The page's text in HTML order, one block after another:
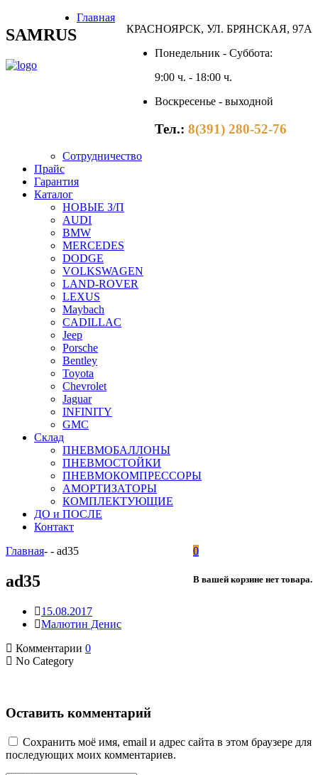
SAMRUS
КРАСНОЯРСК, УЛ. БРЯНСКАЯ, 97А
Понедельник - Суббота:
9:00 ч. - 18:00 ч.
Воскресенье - выходной
Тел.: 8(391) 280-52-76
Главная
Сотрудничество
Прайс
Гарантия
Каталог
НОВЫЕ З/П
AUDI
BMW
MERCEDES
DODGE
VOLKSWAGEN
LAND-ROVER
LEXUS
Maybach
CADILLAC
Jeep
Porsche
Bentley
Toyota
Chevrolet
Jaguar
INFINITY
GMC
Склад
ПНЕВМОБАЛЛОНЫ
ПНЕВМОСТОЙКИ
ПНЕВМОКОМПРЕССОРЫ
АМОРТИЗАТОРЫ
КОМПЛЕКТУЮЩИЕ
ДО и ПОСЛЕ
Контакт
0
В вашей корзине нет товара.
Главная- - ad35
ad35
15.08.2017
Малютин Денис
Комментарии 0
No Category
Оставить комментарий
Сохранить моё имя, email и адрес сайта в этом браузере для
последующих моих комментариев.